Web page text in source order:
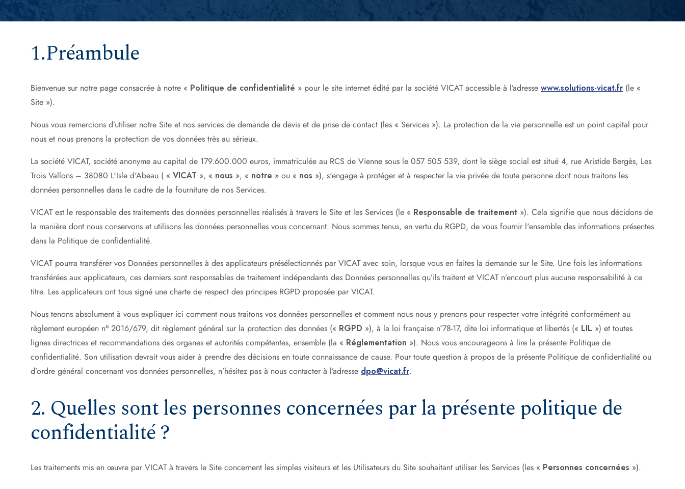
1.Préambule
Bienvenue sur notre page consacrée à notre « Politique de confidentialité » pour le site internet édité par la société VICAT accessible à l’adresse www.solutions-vicat.fr (le «
Site »).
Nous vous remercions d’utiliser notre Site et nos services de demande de devis et de prise de contact (les « Services »). La protection de la vie personnelle est un point capital pour
nous et nous prenons la protection de vos données très au sérieux.
La société VICAT, société anonyme au capital de 179.600.000 euros, immatriculée au RCS de Vienne sous le 057 505 539, dont le siège social est situé 4, rue Aristide Bergès, Les
Trois Vallons – 38080 L'Isle d'Abeau ( « VICAT », « nous », « notre » ou « nos »), s'engage à protéger et à respecter la vie privée de toute personne dont nous traitons les
données personnelles dans le cadre de la fourniture de nos Services.
VICAT est le responsable des traitements des données personnelles réalisés à travers le Site et les Services (le « Responsable de traitement »). Cela signifie que nous décidons de
la manière dont nous conservons et utilisons les données personnelles vous concernant. Nous sommes tenus, en vertu du RGPD, de vous fournir l'ensemble des informations présentes
dans la Politique de confidentialité.
VICAT pourra transférer vos Données personnelles à des applicateurs présélectionnés par VICAT avec soin, lorsque vous en faites la demande sur le Site. Une fois les informations
transférées aux applicateurs, ces derniers sont responsables de traitement indépendants des Données personnelles qu’ils traitent et VICAT n’encourt plus aucune responsabilité à ce
titre. Les applicateurs ont tous signé une charte de respect des principes RGPD proposée par VICAT.
Nous tenons absolument à vous expliquer ici comment nous traitons vos données personnelles et comment nous nous y prenons pour respecter votre intégrité conformément au
règlement européen nᵒ 2016/679, dit règlement général sur la protection des données (« RGPD »), à la loi française n°78-17, dite loi informatique et libertés (« LIL ») et toutes
lignes directrices et recommandations des organes et autorités compétentes, ensemble (la « Réglementation »). Nous vous encourageons à lire la présente Politique de
confidentialité. Son utilisation devrait vous aider à prendre des décisions en toute connaissance de cause. Pour toute question à propos de la présente Politique de confidentialité ou
d’ordre général concernant vos données personnelles, n’hésitez pas à nous contacter à l’adresse dpo@vicat.fr.
2. Quelles sont les personnes concernées par la présente politique de
confidentialité ?
Les traitements mis en œuvre par VICAT à travers le Site concernent les simples visiteurs et les Utilisateurs du Site souhaitant utiliser les Services (les « Personnes concernées »).